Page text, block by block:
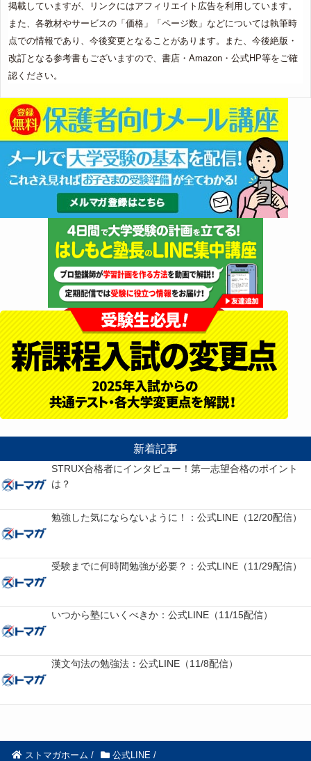
掲載していますが、リンクにはアフィリエイト広告を利用しています。
また、各教材やサービスの「価格」「ページ数」などについては執筆時
点での情報であり、今後変更となることがあります。また、今後絶版・
改訂となる参考書もございますので、書店・Amazon・公式HP等をご確
認ください。
新着記事
STRUX合格者にインタビュー！第一志望合格のポイント
は？
勉強した気にならないように！：公式LINE（12/20配信）
受験までに何時間勉強が必要？：公式LINE（11/29配信）
いつから塾にいくべきか：公式LINE（11/15配信）
漢文句法の勉強法：公式LINE（11/8配信）
ストマガホーム / 公式LINE /